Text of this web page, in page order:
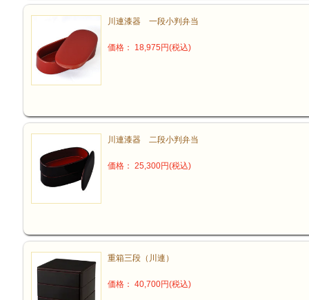
川連漆器 一段小判弁当
価格： 18,975円(税込)
川連漆器 二段小判弁当
価格： 25,300円(税込)
重箱三段（川連）
価格： 40,700円(税込)